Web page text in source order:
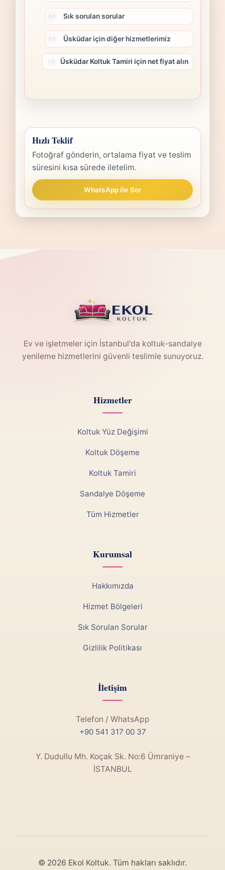
Sık sorulan sorular
Üsküdar için diğer hizmetlerimiz
Üsküdar Koltuk Tamiri için net fiyat alın
Hızlı Teklif
Fotoğraf gönderin, ortalama fiyat ve teslim
süresini kısa sürede iletelim.
WhatsApp ile Sor
Ev ve işletmeler için İstanbul'da koltuk-sandalye
yenileme hizmetlerini güvenli teslimle sunuyoruz.
Hizmetler
Koltuk Yüz Değişimi
Koltuk Döşeme
Koltuk Tamiri
Sandalye Döşeme
Tüm Hizmetler
Kurumsal
Hakkımızda
Hizmet Bölgeleri
Sık Sorulan Sorular
Gizlilik Politikası
İletişim
Telefon / WhatsApp
+90 541 317 00 37
Y. Dudullu Mh. Koçak Sk. No:6 Ümraniye –
İSTANBUL
© 2026 Ekol Koltuk. Tüm hakları saklıdır.